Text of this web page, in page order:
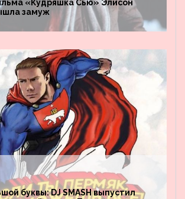
«Кудряшка Сью» Элисон
замуж
буквы: DJ SMASH выпустил